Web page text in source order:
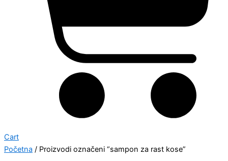
Cart
Početna / Proizvodi označeni “sampon za rast kose”